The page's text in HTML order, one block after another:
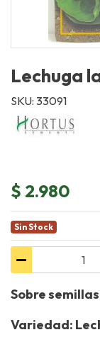
Lechuga
SKU: 33091
$ 2.980
Sin Stock
Sobre
Variedad: